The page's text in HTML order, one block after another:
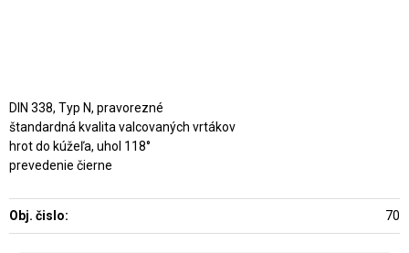
DIN 338, Typ N, pravorezné
štandardná kvalita valcovaných vrtákov
hrot do kúžeľa, uhol 118°
prevedenie čierne
Obj. čislo: 70